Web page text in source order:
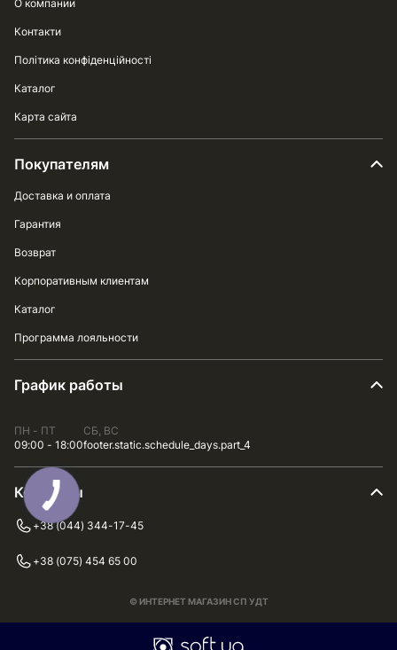
О компании
Контакти
Політика конфіденційності
Каталог
Карта сайта
Покупателям
Доставка и оплата
Гарантия
Возврат
Корпоративным клиентам
Каталог
Программа лояльности
График работы
ПН - ПТ
09:00 - 18:00
СБ, ВС
footer.static.schedule_days.part_4
Контакты
+38 (044) 344-17-45
+38 (075) 454 65 00
© ИНТЕРНЕТ МАГАЗИН СП УДТ